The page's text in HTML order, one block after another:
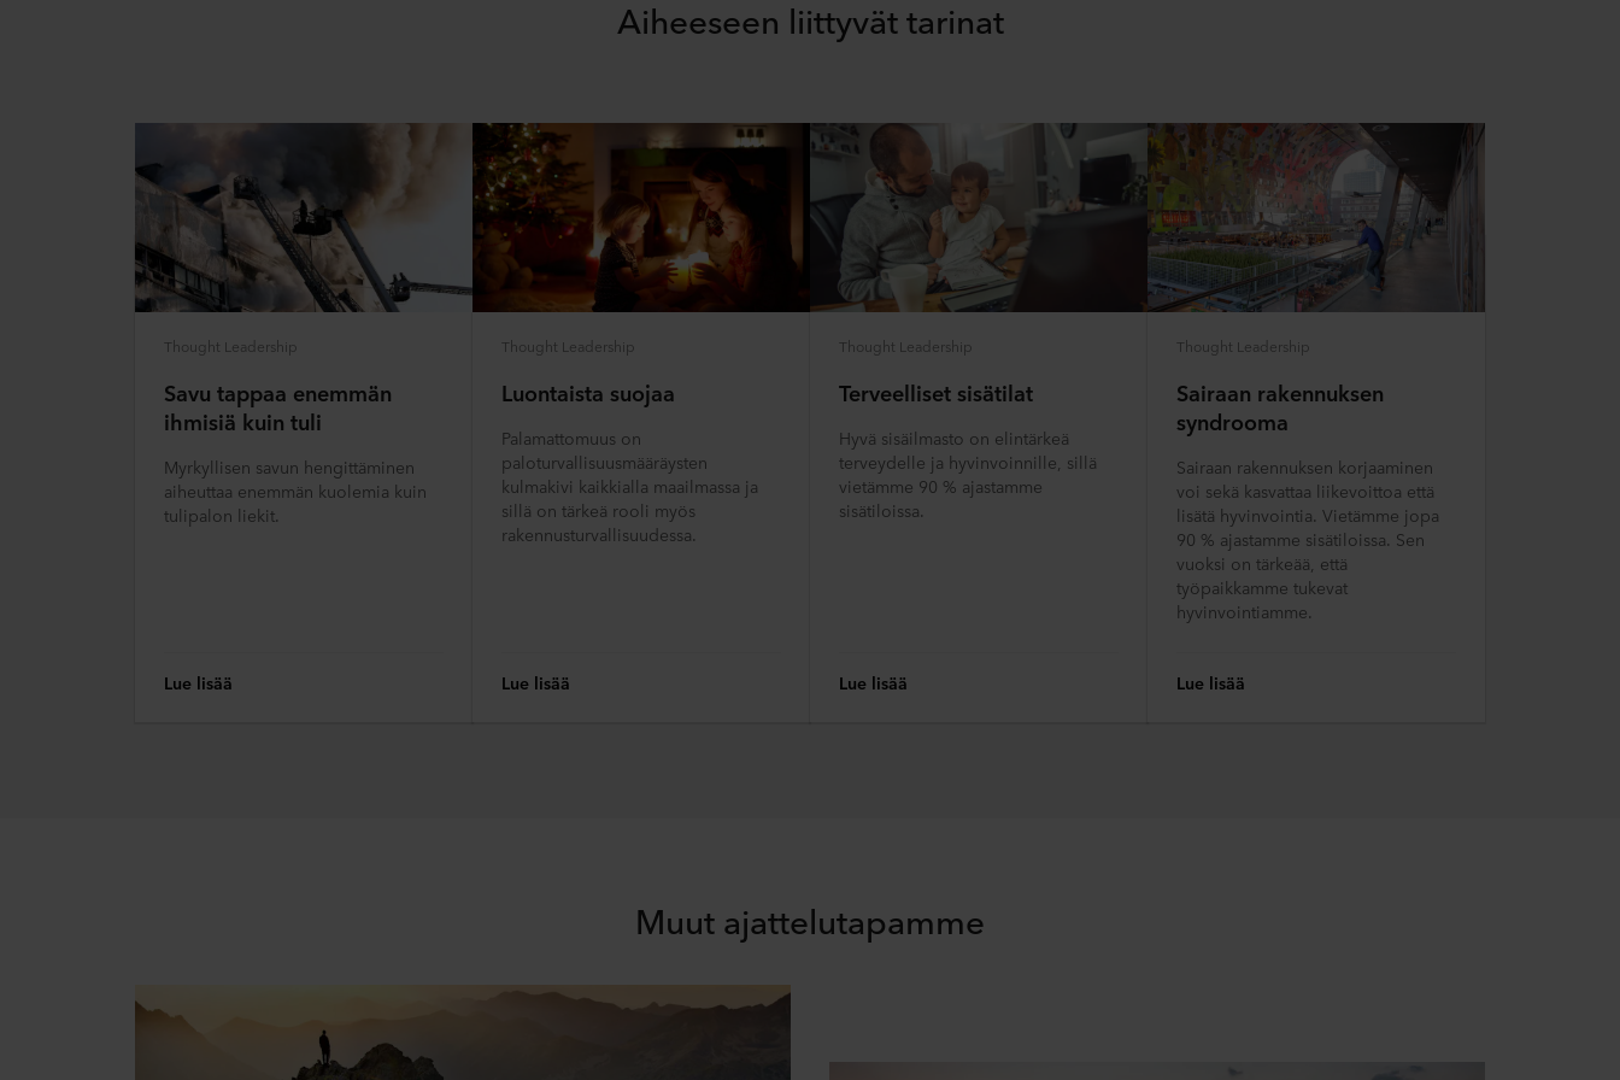
Aiheeseen liittyvät tarinat
Thought Leadership
Savu tappaa enemmän
ihmisiä kuin tuli
Myrkyllisen savun hengittäminen
aiheuttaa enemmän kuolemia kuin
tulipalon liekit.
Lue lisää
Thought Leadership
Luontaista suojaa
Palamattomuus on
paloturvallisuusmääräysten
kulmakivi kaikkialla maailmassa ja
sillä on tärkeä rooli myös
rakennusturvallisuudessa.
Lue lisää
Thought Leadership
Terveelliset sisätilat
Hyvä sisäilmasto on elintärkeä
terveydelle ja hyvinvoinnille, sillä
vietämme 90 % ajastamme
sisätiloissa.
Lue lisää
Thought Leadership
Sairaan rakennuksen
syndrooma
Sairaan rakennuksen korjaaminen
voi sekä kasvattaa liikevoittoa että
lisätä hyvinvointia. Vietämme jopa
90 % ajastamme sisätiloissa. Sen
vuoksi on tärkeää, että
työpaikkamme tukevat
hyvinvointiamme.
Lue lisää
Muut ajattelutapamme